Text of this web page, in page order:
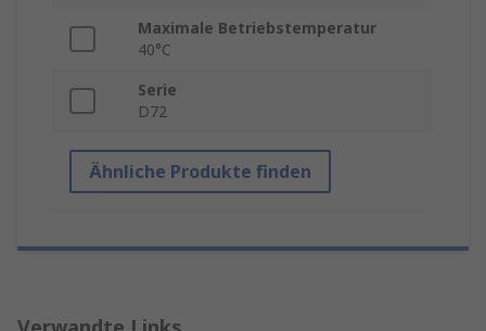
Maximale Betriebstemperatur
40°C
Serie
D72
Ähnliche Produkte finden